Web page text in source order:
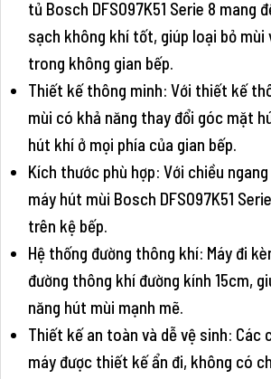
tủ Bosch DFS097K51 Serie 8 mang
sạch không khí tốt, giúp loại bỏ mùi
trong không gian bếp.
Thiết kế thông minh: Với thiết kế
mùi có khả năng thay đổi góc mặt
hút khí ở mọi phía của gian bếp.
Kích thước phù hợp: Với chiều
máy hút mùi Bosch DFS097K51
trên kệ bếp.
Hệ thống đường thông khí: Máy đi
đường thông khí đường kính 15cm,
năng hút mùi mạnh mẽ.
Thiết kế an toàn và dễ vệ sinh: Các
máy được thiết kế ẩn đi, không có